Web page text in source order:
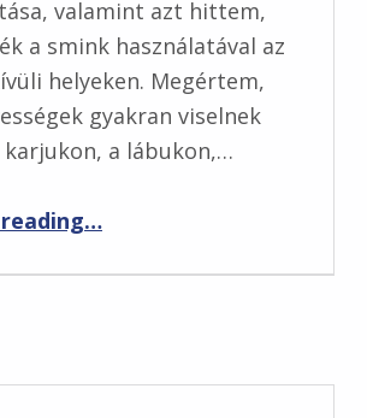
valamint azt hittem,
a smink használatával az
helyeken. Megértem,
gyakran viselnek
a lábukon,…
“Milyen gyakran viselnek sminket a helyszíneken kívül más, mint a (karja, lábak vagy más testrészek)?”
…